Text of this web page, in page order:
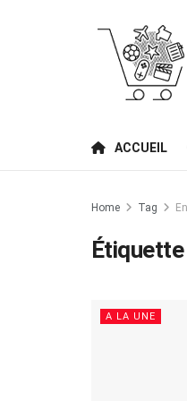
ACCUEIL
Home Tag
Étiquette
A LA UNE